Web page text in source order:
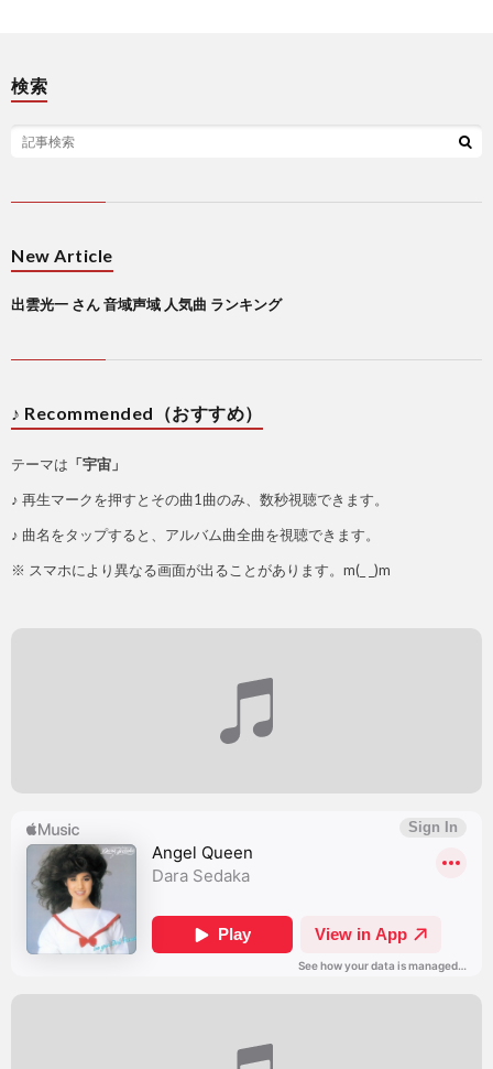
検索
New Article
出雲光一 さん 音域声域 人気曲 ランキング
♪ Recommended（おすすめ）
テーマは 「宇宙」
♪ 再生マークを押すとその曲1曲のみ、数秒視聴できます。
♪ 曲名をタップすると、アルバム曲全曲を視聴できます。
※ スマホにより異なる画面が出ることがあります。m(_ _)m